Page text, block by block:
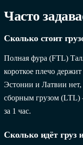
Часто
Сколько стоит
Полная фура (FTL)
короткое плечо
Эстонии и Латвии
сборным грузом (LTL)
за 1 час.
Сколько идёт груз